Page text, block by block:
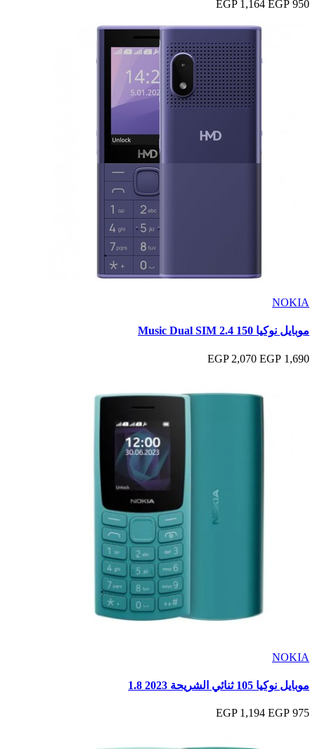
950 EGP
1,164 EGP
NOKIA
موبايل نوكيا 150 Music Dual SIM 2.4
1,690 EGP
2,070 EGP
NOKIA
موبايل نوكيا 105 ثنائي الشريحة 2023 1.8
975 EGP
1,194 EGP